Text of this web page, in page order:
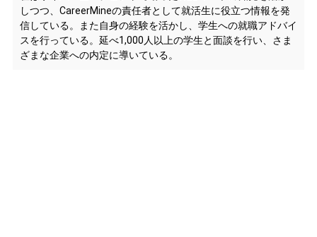
しつつ、CareerMineの責任者として就活生に役立つ情報を発
信している。また自身の経験を活かし、学生への就職アドバイ
スを行っている。延べ1,000人以上の学生と面談を行い、さま
ざまな企業への内定に導いている。